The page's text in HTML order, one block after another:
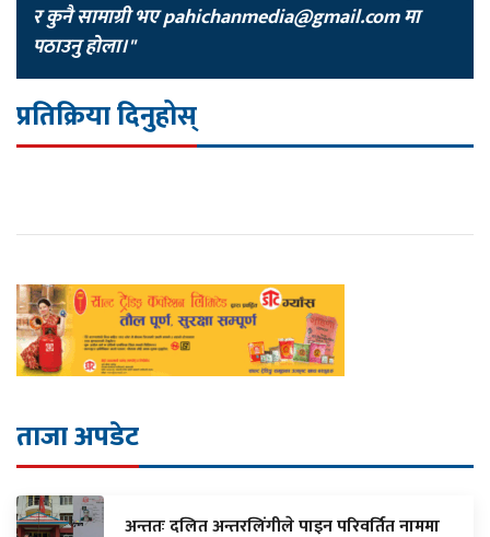
र कुनै सामाग्री भएpahichanmedia@gmail.comमा
पठाउनु होला।"
प्रतिक्रिया दिनुहोस्
ताजा अपडेट
अन्ततः दलित अन्तरलिंगीले पाइन परिवर्तित नाममा